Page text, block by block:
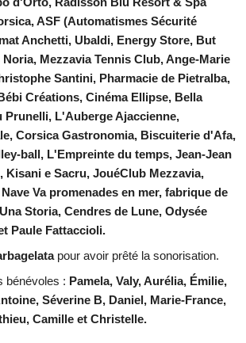
ASF (Automatismes Sécurité
Anchetti, Ubaldi, Energy Store, But
Mezzavia Tennis Club, Ange-Marie
Santini, Pharmacie de Pietralba,
Créations, Cinéma Ellipse, Bella
Prunelli, L'Auberge Ajaccienne,
Corsica Gastronomia, Biscuiterie d'Afa,
ball, L'Empreinte du temps, Jean-Jean
Kisani e Sacru, JouéClub Mezzavia,
Va promenades en mer, fabrique de
Storia, Cendres de Lune, Odysée
Paule Fattaccioli.
pour avoir prêté la sonorisation.
bénévoles : Pamela, Valy, Aurélia, Émilie,
Séverine B, Daniel, Marie-France,
Camille et Christelle.